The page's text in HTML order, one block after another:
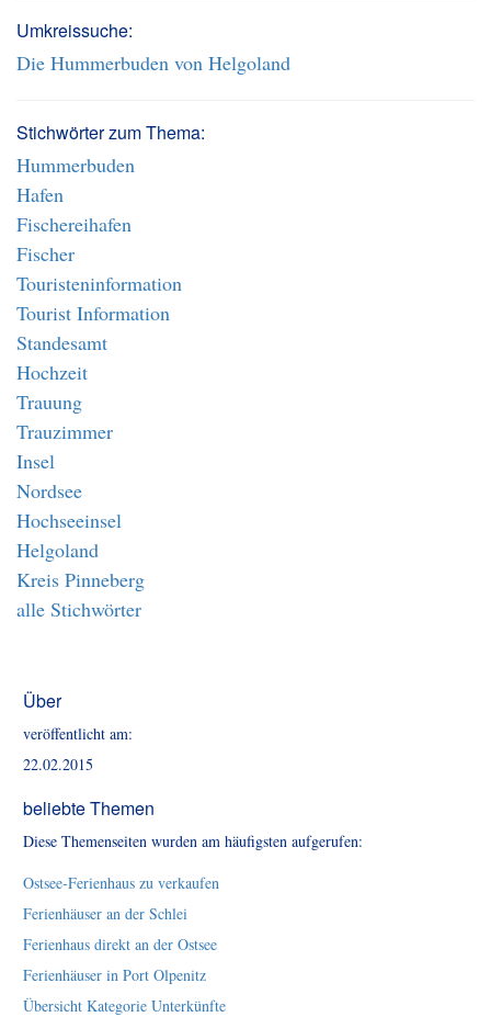
Umkreissuche:
Die Hummerbuden von Helgoland
Stichwörter zum Thema:
Hummerbuden
Hafen
Fischereihafen
Fischer
Touristeninformation
Tourist Information
Standesamt
Hochzeit
Trauung
Trauzimmer
Insel
Nordsee
Hochseeinsel
Helgoland
Kreis Pinneberg
alle Stichwörter
Über
veröffentlicht am:
22.02.2015
beliebte Themen
Diese Themenseiten wurden am häufigsten aufgerufen:
Ostsee-Ferienhaus zu verkaufen
Ferienhäuser an der Schlei
Ferienhaus direkt an der Ostsee
Ferienhäuser in Port Olpenitz
Übersicht Kategorie Unterkünfte